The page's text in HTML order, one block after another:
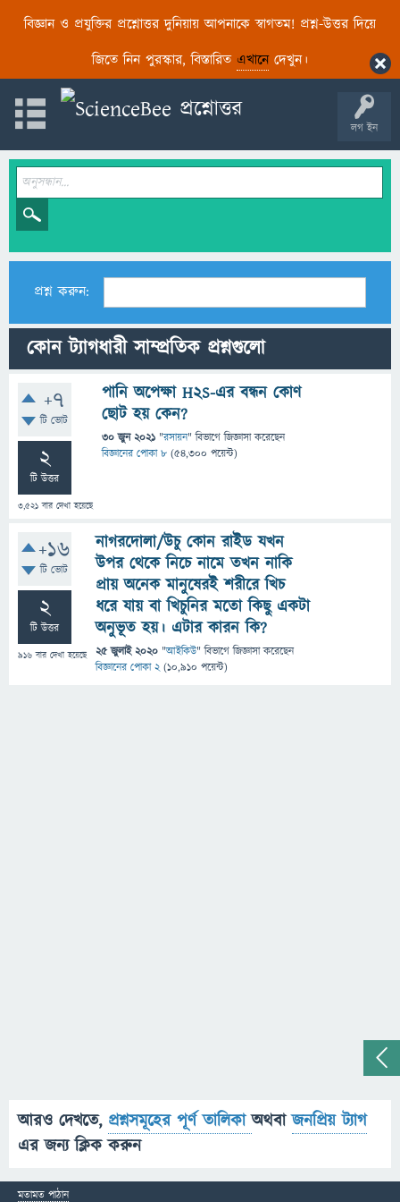
বিজ্ঞান ও প্রযুক্তির প্রশ্নোত্তর দুনিয়ায় আপনাকে স্বাগতম! প্রশ্ন-উত্তর দিয়ে
জিতে নিন পুরস্কার, বিস্তারিত এখানেদেখুন।
লগ ইন
প্রশ্ন করুন:
কোন ট্যাগধারী সাম্প্রতিক প্রশ্নগুলো
+7
টি ভোট
2
টি উত্তর
3,521 বার দেখা হয়েছে
পানি অপেক্ষা H2S-এর বন্ধন কোণ
ছোট হয় কেন?
30 জুন 2021 "রসায়ন" বিভাগে জিজ্ঞাসাকরেছেন
বিজ্ঞানের পোকা ৮ (54,300 পয়েন্ট)
+16
টি ভোট
2
টি উত্তর
916 বার দেখা হয়েছে
নাগরদোলা/উচু কোন রাইড যখন
উপর থেকে নিচে নামে তখন নাকি
প্রায় অনেক মানুষেরই শরীরে খিচ
ধরে যায় বা খিচুনির মতো কিছু একটা
অনুভূত হয়। এটার কারন কি?
25 জুলাই 2020 "আইকিউ" বিভাগে জিজ্ঞাসাকরেছেন
বিজ্ঞানের পোকা 2 (10,910 পয়েন্ট)
আরও দেখতে, প্রশ্নসমূহের পূর্ণ তালিকাঅথবাজনপ্রিয় ট্যাগ
এর জন্য ক্লিক করুন
মতামত পাঠান